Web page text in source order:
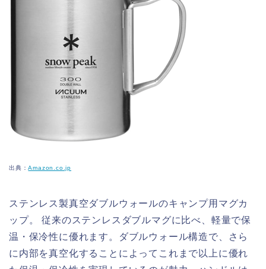
出典：Amazon.co.jp
ステンレス製真空ダブルウォールのキャンプ用マグカ
ップ。 従来のステンレスダブルマグに比べ、軽量で保
温・保冷性に優れます。ダブルウォール構造で、さら
に内部を真空化することによってこれまで以上に優れ